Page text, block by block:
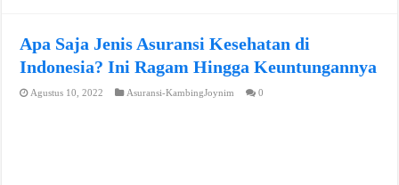
Apa Saja Jenis Asuransi Kesehatan di
Indonesia? Ini Ragam Hingga Keuntungannya
Agustus 10, 2022 Asuransi-KambingJoynim 0